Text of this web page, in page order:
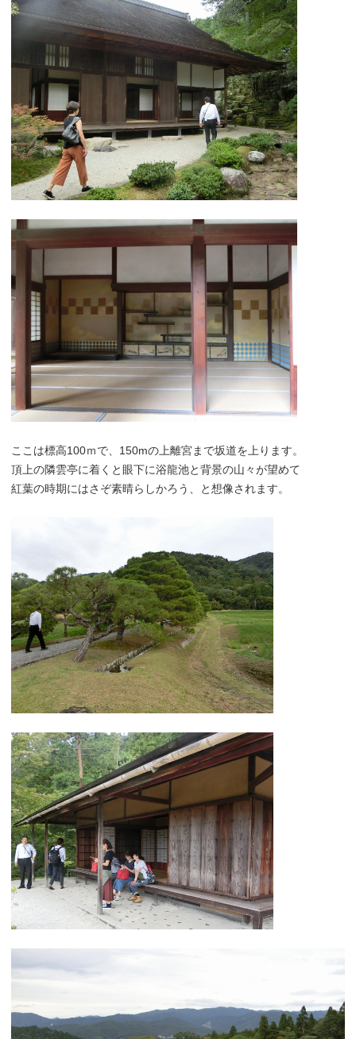
ここは標高100ｍで、150mの上離宮まで坂道を上ります。
頂上の隣雲亭に着くと眼下に浴龍池と背景の山々が望めて
紅葉の時期にはさぞ素晴らしかろう、と想像されます。